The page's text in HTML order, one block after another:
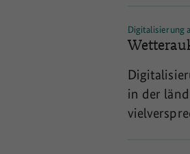
organisiert
des
Digitalisierung
in der